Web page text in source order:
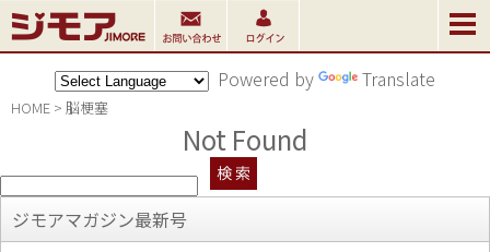
Powered by Translate
HOME > 脳梗塞
Not Found
ジモアマガジン最新号